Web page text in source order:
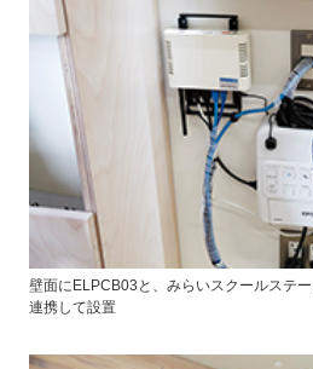
壁面にELPCB03と、みらいスクールステ
連携して設置